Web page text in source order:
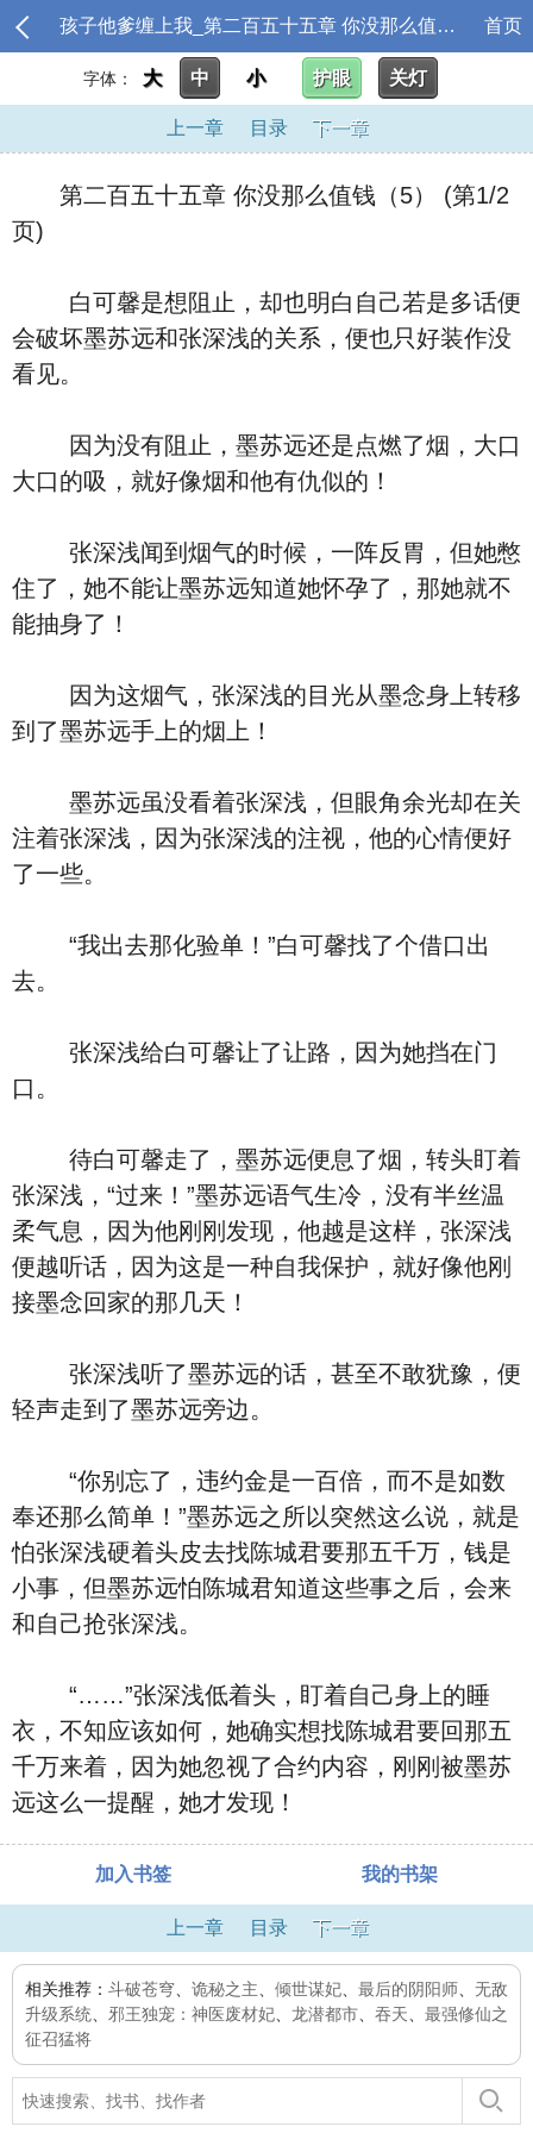
孩子他爹缠上我_第二百五十五章 你没那么值钱（5） 首页
字体： 大 中 小 护眼 关灯
上一章 目录 下一章
第二百五十五章 你没那么值钱（5） (第1/2
页)
白可馨是想阻止，却也明白自己若是多话便
会破坏墨苏远和张深浅的关系，便也只好装作没
看见。
因为没有阻止，墨苏远还是点燃了烟，大口
大口的吸，就好像烟和他有仇似的！
张深浅闻到烟气的时候，一阵反胃，但她憋
住了，她不能让墨苏远知道她怀孕了，那她就不
能抽身了！
因为这烟气，张深浅的目光从墨念身上转移
到了墨苏远手上的烟上！
墨苏远虽没看着张深浅，但眼角余光却在关
注着张深浅，因为张深浅的注视，他的心情便好
了一些。
“我出去那化验单！”白可馨找了个借口出
去。
张深浅给白可馨让了让路，因为她挡在门
口。
待白可馨走了，墨苏远便息了烟，转头盯着
张深浅，“过来！”墨苏远语气生冷，没有半丝温
柔气息，因为他刚刚发现，他越是这样，张深浅
便越听话，因为这是一种自我保护，就好像他刚
接墨念回家的那几天！
张深浅听了墨苏远的话，甚至不敢犹豫，便
轻声走到了墨苏远旁边。
“你别忘了，违约金是一百倍，而不是如数
奉还那么简单！”墨苏远之所以突然这么说，就是
怕张深浅硬着头皮去找陈城君要那五千万，钱是
小事，但墨苏远怕陈城君知道这些事之后，会来
和自己抢张深浅。
“……”张深浅低着头，盯着自己身上的睡
衣，不知应该如何，她确实想找陈城君要回那五
千万来着，因为她忽视了合约内容，刚刚被墨苏
远这么一提醒，她才发现！
加入书签 我的书架
上一章 目录 下一章
相关推荐： 斗破苍穹 诡秘之主 倾世谋妃 最后的阴阳师
无敌
升级系统
邪王独宠：神医废材妃 龙潜都市 吞天
最强修仙之
征召猛将